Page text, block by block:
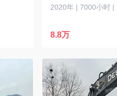
2020年 | 7000小时 |
8.8万